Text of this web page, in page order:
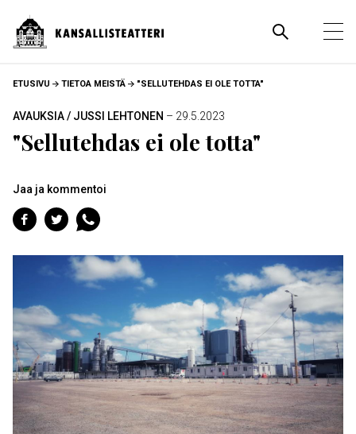
pääsisältöön
MURUPOLKU
ETUSIVU TIETOA MEISTÄ "SELLUTEHDAS EI OLE TOTTA"
AVAUKSIA / JUSSI LEHTONEN – 29.5.2023
"Sellutehdas ei ole totta"
Jaa ja kommentoi
Jaa
Facebookiin
Jaa
Twitteriin
Jaa
WhatsAppiin